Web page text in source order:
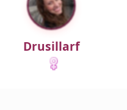
Drusillarf